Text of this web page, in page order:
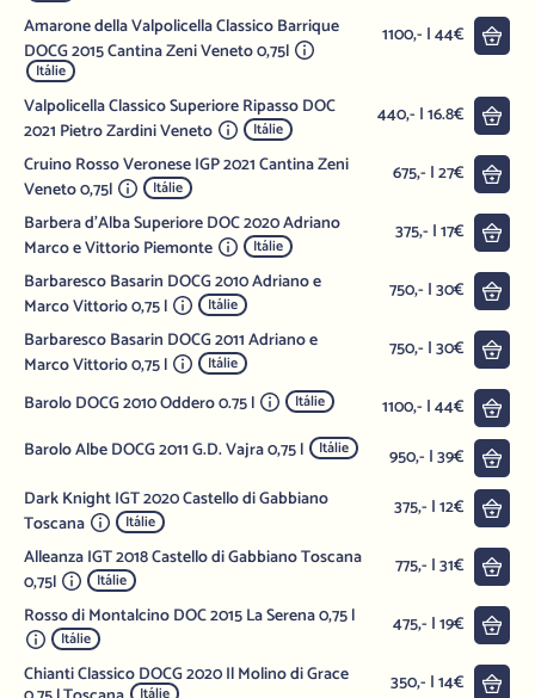
Amarone della Valpolicella Classico Barrique
DOCG 2015 Cantina Zeni Veneto 0,75l
Itálie
1100,- | 44€
Valpolicella Classico Superiore Ripasso DOC
2021 Pietro Zardini Veneto
Itálie
440,- | 16.8€
Cruino Rosso Veronese IGP 2021 Cantina Zeni
Veneto 0,75l
Itálie
675,- | 27€
Barbera d'Alba Superiore DOC 2020 Adriano
Marco e Vittorio Piemonte
Itálie
375,- | 17€
Barbaresco Basarin DOCG 2010 Adriano e
Marco Vittorio 0,75 l
Itálie
750,- | 30€
Barbaresco Basarin DOCG 2011 Adriano e
Marco Vittorio 0,75 l
Itálie
750,- | 30€
Barolo DOCG 2010 Oddero 0.75 l Itálie 1100,- | 44€
Barolo Albe DOCG 2011 G.D. Vajra 0,75 l Itálie 950,- | 39€
Dark Knight IGT 2020 Castello di Gabbiano
Toscana
Itálie
375,- | 12€
Alleanza IGT 2018 Castello di Gabbiano Toscana
0,75l
Itálie
775,- | 31€
Rosso di Montalcino DOC 2015 La Serena 0,75 l
Itálie
475,- | 19€
Chianti Classico DOCG 2020 Il Molino di Grace 350,- | 14€